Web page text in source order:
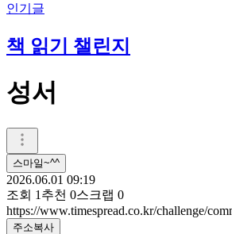
인기글
책 읽기 챌린지
성서
스마일~^^
2026.06.01 09:19
조회 1 추천 0스크랩 0
https://www.timespread.co.kr/challenge/
주소복사